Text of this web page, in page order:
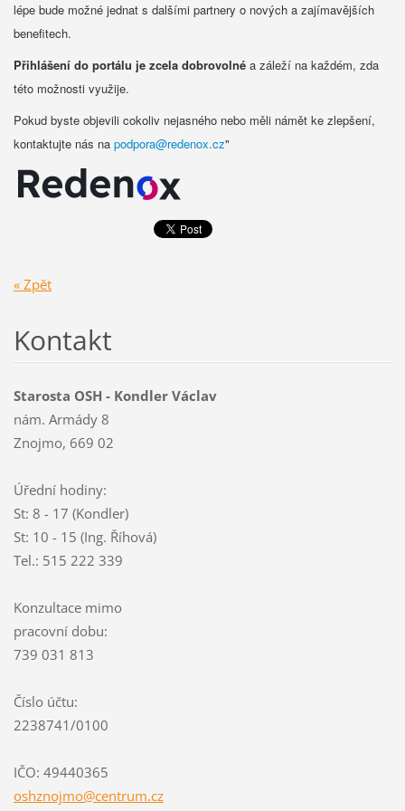
lépe bude možné jednat s dalšími partnery o nových a zajímavějších
benefitech.
Přihlášení do portálu je zcela dobrovolnéa záleží na každém, zda
této možnosti využije.
Pokud byste objevili cokoliv nejasného nebo měli námět ke zlepšení,
kontaktujte nás na podpora@redenox.cz"
« Zpět
Kontakt
Starosta OSH - Kondler Václav
nám. Armády 8
Znojmo, 669 02
Úřední hodiny:
St: 8 - 17 (Kondler)
St: 10 - 15 (Ing. Říhová)
Tel.: 515 222 339
Konzultace mimo
pracovní dobu:
739 031 813
Číslo účtu:
2238741/0100
IČO: 49440365
oshznojmo@centrum.cz